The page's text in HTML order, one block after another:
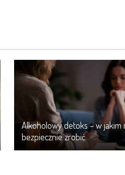
Alkoholowy detoks – w jakim
bezpiecznie zrobić